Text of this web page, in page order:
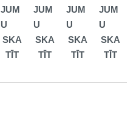
JUM
U
SKA
TĪT
JUM
U
SKA
TĪT
JUM
U
SKA
TĪT
JUM
U
SKA
TĪT